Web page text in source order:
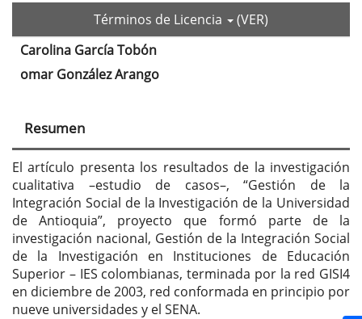
Términos de Licencia
(VER)
Contenido
del
artículo
Carolina García Tobón
omar González Arango
Resumen
El artículo presenta los resultados de la investigación
cualitativa –estudio de casos–, “Gestión de la
Integración Social de la Investigación de la Universidad
de Antioquia”, proyecto que formó parte de la
investigación nacional, Gestión de la Integración Social
de la Investigación en Instituciones de Educación
Superior – IES colombianas, terminada por la red GISI4
en diciembre de 2003, red conformada en principio por
nueve universidades y el SENA.